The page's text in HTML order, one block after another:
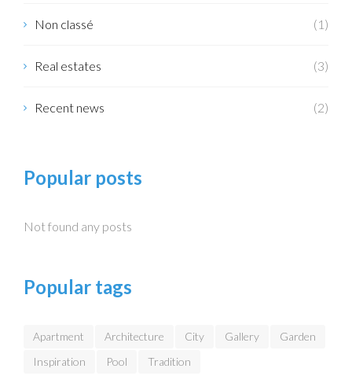
Non classé (1)
Real estates (3)
Recent news (2)
Popular posts
Not found any posts
Popular tags
Apartment Architecture City Gallery
Garden
Inspiration
Pool Tradition